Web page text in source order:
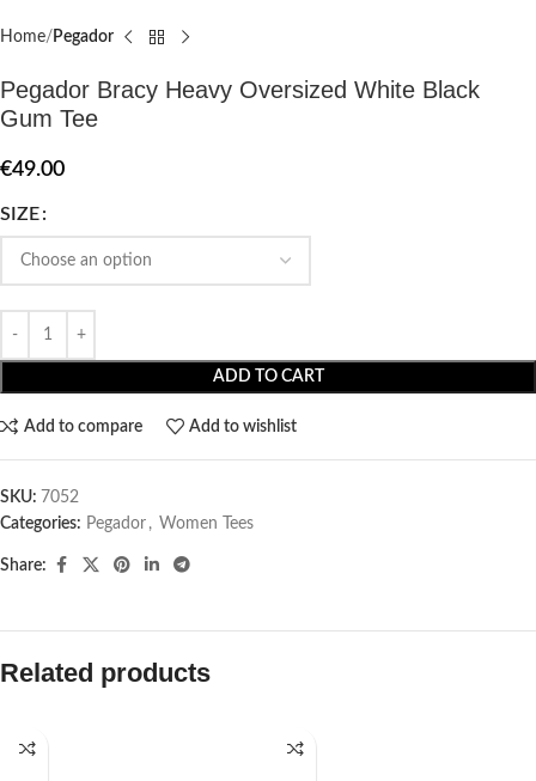
Home Pegador​
Pegador Bracy Heavy Oversized White Black
Gum Tee
€49.00
SIZE
ADD TO CART
Add to compare Add to wishlist
SKU: 7052
Categories: Pegador​ , Women Tees
Share:
Related products